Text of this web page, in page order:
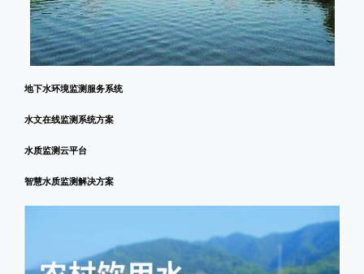
地下水环境监测服务系统
水文在线监测系统方案
水质监测云平台
智慧水质监测解决方案